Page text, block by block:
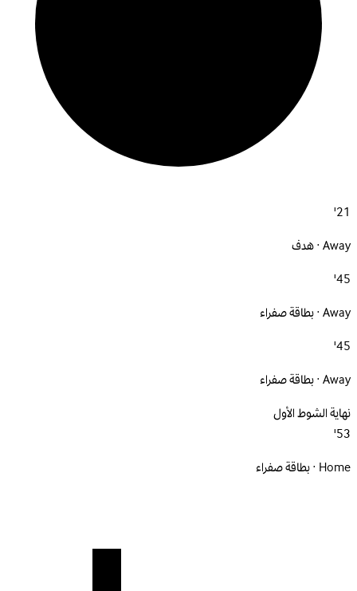
21'
Away · هدف
45'
Away · بطاقة صفراء
45'
Away · بطاقة صفراء
نهاية الشوط الأول
53'
Home · بطاقة صفراء